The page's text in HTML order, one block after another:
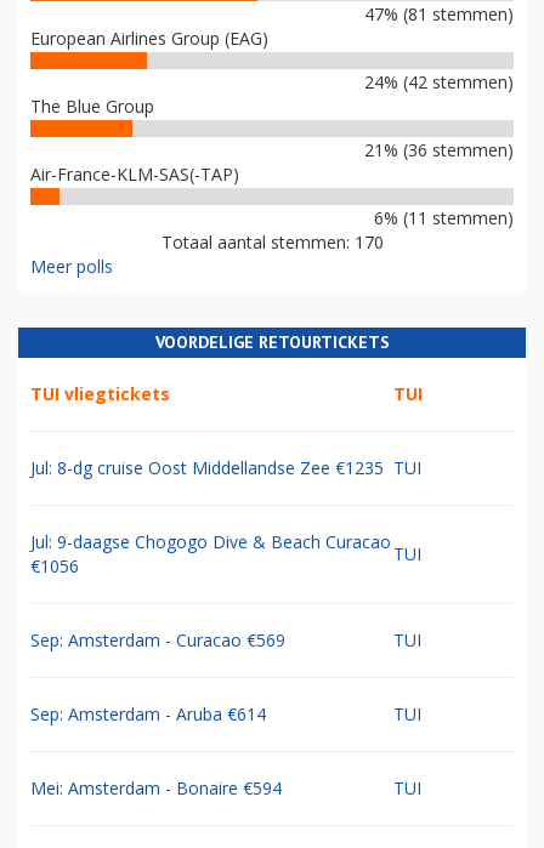
47% (81 stemmen)
European Airlines Group (EAG)
24% (42 stemmen)
The Blue Group
21% (36 stemmen)
Air-France-KLM-SAS(-TAP)
6% (11 stemmen)
Totaal aantal stemmen: 170
Meer polls
VOORDELIGE RETOURTICKETS
TUI vliegtickets TUI
Jul: 8-dg cruise Oost Middellandse Zee €1235 TUI
Jul: 9-daagse Chogogo Dive & Beach Curacao
€1056
TUI
Sep: Amsterdam - Curacao €569 TUI
Sep: Amsterdam - Aruba €614 TUI
Mei: Amsterdam - Bonaire €594 TUI